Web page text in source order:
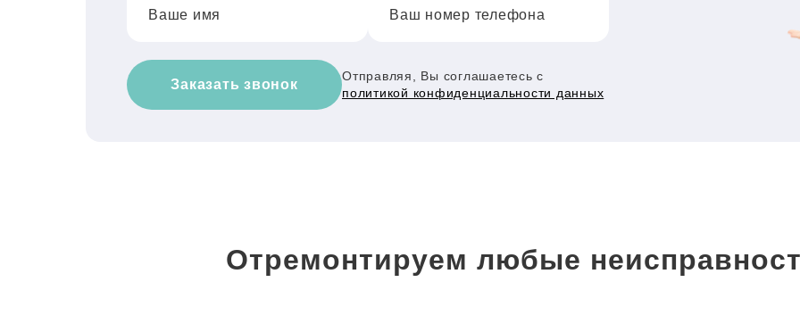
Ваше имя Ваш номер телефона
Заказать звонок
Отправляя, Вы соглашаетесь с
политикой конфиденциальности данных
Отремонтируем любые